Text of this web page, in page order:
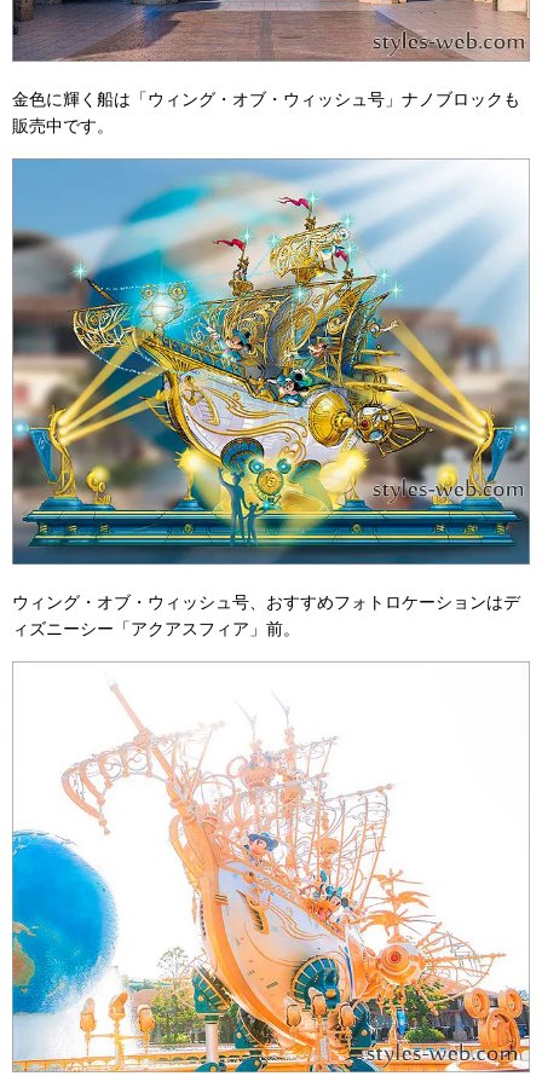
金色に輝く船は「ウィング・オブ・ウィッシュ号」ナノブロックも
販売中です。
ウィング・オブ・ウィッシュ号、おすすめフォトロケーションはデ
ィズニーシー「アクアスフィア」前。